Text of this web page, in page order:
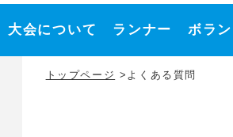
大会について ランナー ボラ
トップページ >よくある質問